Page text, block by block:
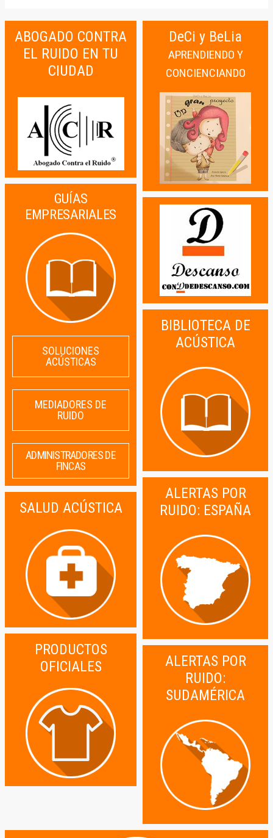
ABOGADO CONTRA
EL RUIDO EN TU
CIUDAD
GUÍAS
EMPRESARIALES
SOLUCIONES
ACÚSTICAS
MEDIADORES DE
RUIDO
ADMINISTRADORES DE
FINCAS
SALUD ACÚSTICA
PRODUCTOS
OFICIALES
DeCi y BeLia
APRENDIENDO Y
CONCIENCIANDO
BIBLIOTECA DE
ACÚSTICA
ALERTAS POR
RUIDO: ESPAÑA
ALERTAS POR
RUIDO:
SUDAMÉRICA